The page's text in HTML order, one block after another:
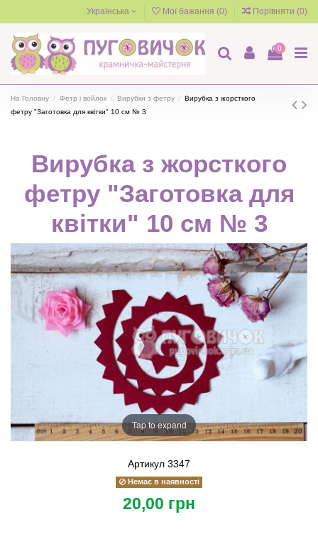
Українська Мої бажання (0) Порівняти (0)
0
На Головну Фетр і войлок Вирубки з фетру
Вирубка з жорсткого
фетру "Заготовка для квітки" 10 см № 3
Вирубка з жорсткого
фетру "Заготовка для
квітки" 10 см № 3
Tap to expand
Артикул 3347
Немає в наявності
20,00 грн